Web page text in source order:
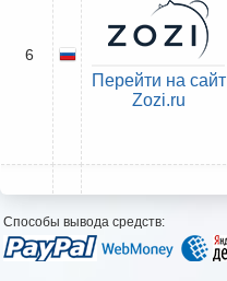
6
Перейти на сайт
Zozi.ru
Способы вывода средств: